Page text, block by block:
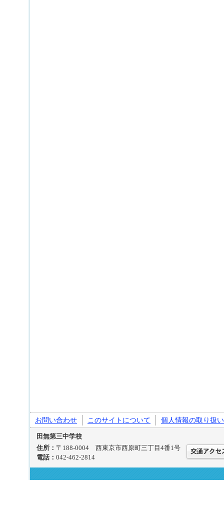
お問い合わせ このサイトについて 個人情報の取り扱い
田無第三中学校
住所： 〒188-0004 西東京市西原町三丁目4番1号
電話： 042-462-2814